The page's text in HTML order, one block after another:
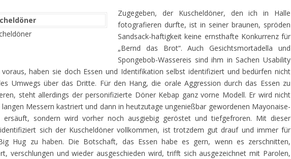
Zugegeben, der Kuscheldöner, den ich in Halle
fotografieren durfte, ist in seiner braunen, spröden
Sandsack-haftigkeit keine ernsthafte Konkurrenz für
„Bernd das Brot“. Auch Gesichtsmortadella und
Spongebob-Wassereis sind ihm in Sachen Usability
voraus, haben sie doch Essen und Identifikation selbst identifiziert und bedürfen nicht
Umwegs über das Dritte. Für den Hang, die orale Aggression durch das Essen zu
steht allerdings der personifizierte Döner Kebap ganz vorne Modell. Er wird nicht
Messern kastriert und dann in heutzutage ungenießbar gewordenen Mayonaise-
ersäuft, sondern wird vorher noch ausgiebig geröstet und tiefgefroren. Mit dieser
sich der Kuscheldöner vollkommen, ist trotzdem gut drauf und immer für
Hug zu haben. Die Botschaft, das Essen habe es gern, wenn es zerschnitten,
verschlungen und wieder ausgeschieden wird, trifft sich ausgezeichnet mit Parolen,